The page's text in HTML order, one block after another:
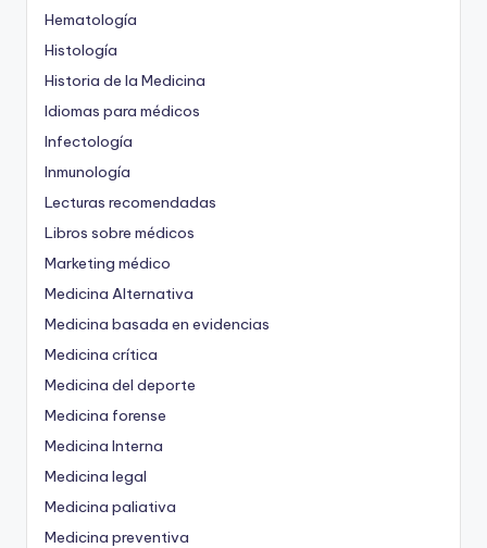
Hematología
Histología
Historia de la Medicina
Idiomas para médicos
Infectología
Inmunología
Lecturas recomendadas
Libros sobre médicos
Marketing médico
Medicina Alternativa
Medicina basada en evidencias
Medicina crítica
Medicina del deporte
Medicina forense
Medicina Interna
Medicina legal
Medicina paliativa
Medicina preventiva